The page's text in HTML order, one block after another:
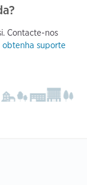
Contacte-nos
obtenha suporte